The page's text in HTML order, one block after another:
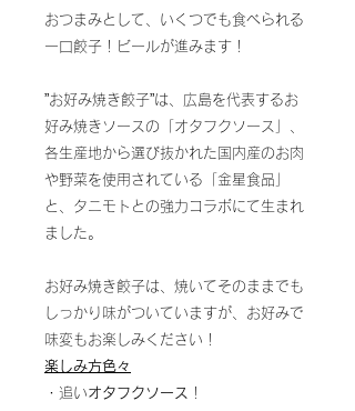
おつまみとして、いくつでも食べられる
一口餃子！ビールが進みます！
”お好み焼き餃子”は、広島を代表するお
好み焼きソースの「オタフクソース」、
各生産地から選び抜かれた国内産のお肉
や野菜を使用されている「金星食品」
と、タニモトとの強力コラボにて生まれ
ました。
お好み焼き餃子は、焼いてそのままでも
しっかり味がついていますが、お好みで
味変もお楽しみください！
楽しみ方色々
・追いオタフクソース
！